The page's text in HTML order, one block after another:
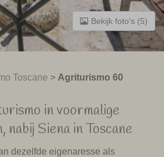
Bekijk foto's (5)
Toscane > Agriturismo 60
in voormalige
nabij Siena in Toscane
dezelfde eigenaresse als